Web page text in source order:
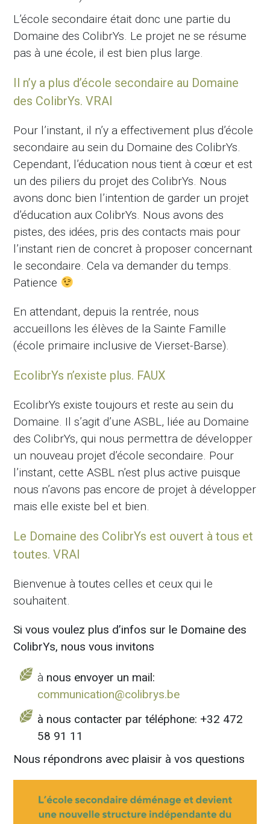
L’école secondaire était donc une partie du
Domaine des ColibrYs. Le projet ne se résume
pas à une école, il est bien plus large.
Il n’y a plus d’école secondaire au Domaine
des ColibrYs. VRAI
Pour l’instant, il n’y a effectivement plus d’école
secondaire au sein du Domaine des ColibrYs.
Cependant, l’éducation nous tient à cœur et est
un des piliers du projet des ColibrYs. Nous
avons donc bien l’intention de garder un projet
d’éducation aux ColibrYs. Nous avons des
pistes, des idées, pris des contacts mais pour
l’instant rien de concret à proposer concernant
le secondaire. Cela va demander du temps.
Patience
En attendant, depuis la rentrée, nous
accueillons les élèves de la Sainte Famille
(école primaire inclusive de Vierset-Barse).
EcolibrYs n’existe plus. FAUX
EcolibrYs existe toujours et reste au sein du
Domaine. Il s’agit d’une ASBL, liée au Domaine
des ColibrYs, qui nous permettra de développer
un nouveau projet d’école secondaire. Pour
l’instant, cette ASBL n’est plus active puisque
nous n’avons pas encore de projet à développer
mais elle existe bel et bien.
Le Domaine des ColibrYs est ouvert à tous et
toutes. VRAI
Bienvenue à toutes celles et ceux qui le
souhaitent.
Si vous voulez plus d’infos sur le Domaine des
ColibrYs, nous vous invitons
à nous envoyer un mail:
communication@colibrys.be
à nous contacter par téléphone: +32 472
58 91 11
Nous répondrons avec plaisir à vos questions